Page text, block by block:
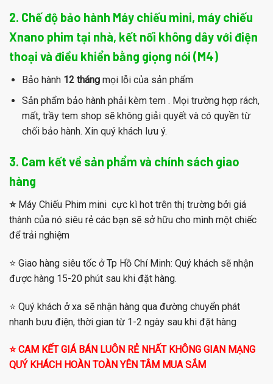
2. Chế độ bảo hành Máy chiếu mini, máy chiếu
Xnano phim tại nhà, kết nối không dây với điện
thoại và điều khiển bằng giọng nói (M4)
Bảo hành 12 thángmọi lỗi của sản phẩm
Sản phẩm bảo hành phải kèm tem . Mọi trường hợp rách,
mất, trầy tem shop sẽ không giải quyết và có quyền từ
chối bảo hành. Xin quý khách lưu ý.
3. Cam kết về sản phẩm và chính sách giao
hàng
⭐️ Máy Chiếu Phim mini cực kì hot trên thị trường bởi giá
thành của nó siêu rẻ các bạn sẽ sở hữu cho mình một chiếc
để trải nghiệm
⭐️ Giao hàng siêu tốc ở Tp Hồ Chí Minh: Quý khách sẽ nhận
được hàng 15-20 phút sau khi đặt hàng.
⭐️ Quý khách ở xa sẽ nhận hàng qua đường chuyển phát
nhanh bưu điện, thời gian từ 1-2 ngày sau khi đặt hàng
⭐️ CAM KẾT GIÁ BÁN LUÔN RẺ NHẤT KHÔNG GIAN MẠNG
QUÝ KHÁCH HOÀN TOÀN YÊN TÂM MUA SẮM